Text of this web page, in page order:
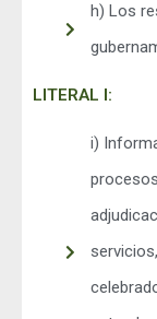
h) Los
LITERAL I:
i)